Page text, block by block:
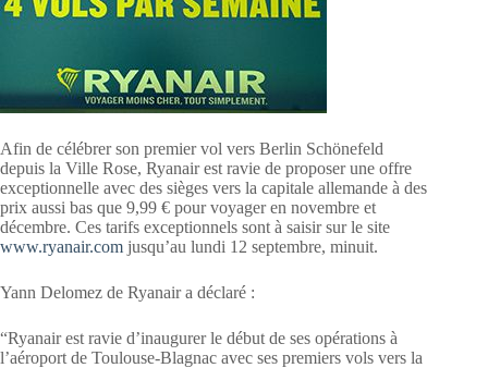
Afin de célébrer son premier vol vers Berlin Schönefeld
depuis la Ville Rose, Ryanair est ravie de proposer une offre
exceptionnelle avec des sièges vers la capitale allemande à des
prix aussi bas que 9,99 € pour voyager en novembre et
décembre. Ces tarifs exceptionnels sont à saisir sur le site
www.ryanair.com jusqu’au lundi 12 septembre, minuit.
Yann Delomez de Ryanair a déclaré :
“Ryanair est ravie d’inaugurer le début de ses opérations à
l’aéroport de Toulouse-Blagnac avec ses premiers vols vers la